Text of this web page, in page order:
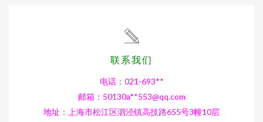
联系我们
电话：021-693**
邮箱：50130a**553@qq.com
地址：上海市松江区泗泾镇高技路655号3幢10层